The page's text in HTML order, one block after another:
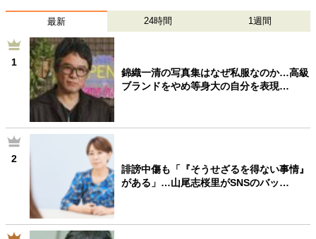
最新 24時間 1週間
1
錦織一清の写真集はなぜ私服なのか…高級
ブランドをやめ等身大の自分を表現…
2
誹謗中傷も「『そうせざるを得ない事情』
がある」…山尾志桜里がSNSのバッ…